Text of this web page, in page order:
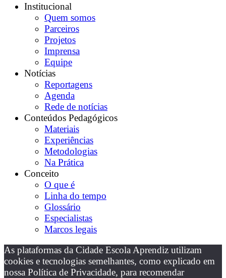
Institucional
Quem somos
Parceiros
Projetos
Imprensa
Equipe
Notícias
Reportagens
Agenda
Rede de notícias
Conteúdos Pedagógicos
Materiais
Experiências
Metodologias
Na Prática
Conceito
O que é
Linha do tempo
Glossário
Especialistas
Marcos legais
As plataformas da Cidade Escola Aprendiz utilizam
cookies e tecnologias semelhantes, como explicado em
nossa Política de Privacidade, para recomendar